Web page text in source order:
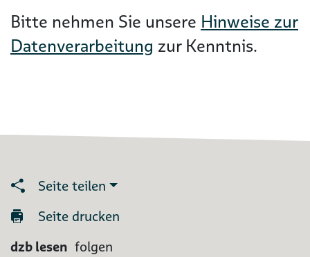
Bitte nehmen Sie unsere Hinweise zur
Datenverarbeitung zur Kenntnis.
Seite teilen
Seite drucken
dzb lesen folgen